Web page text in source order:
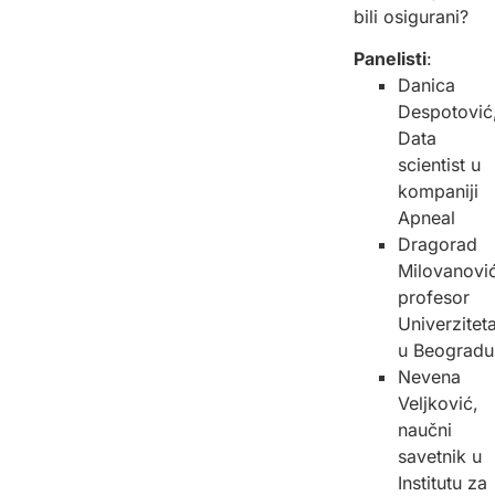
bili osigurani?
Panelisti:
Danica
Data
scientist u
kompaniji
Apneal
Dragorad
profesor
u Beogradu
Nevena
Veljković,
naučni
savetnik u
Institutu za